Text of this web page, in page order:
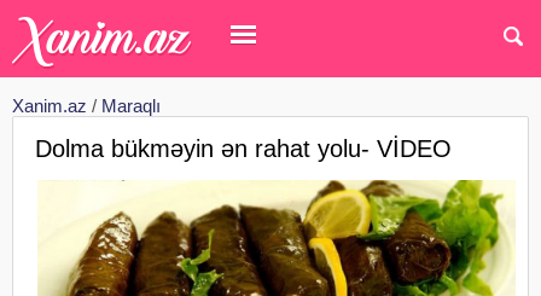
Xanim.az / Maraqlı
Dolma bükməyin ən rahat yolu- VİDEO